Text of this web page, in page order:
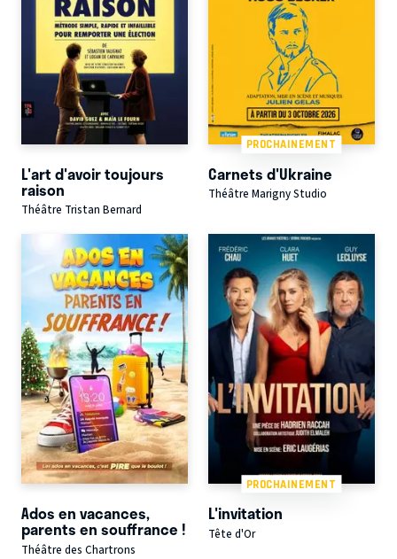
L'art d'avoir toujours
raison
Théâtre Tristan Bernard
PROCHAINEMENT
Carnets d'Ukraine
Théâtre Marigny Studio
Ados en vacances,
parents en souffrance !
Théâtre des Chartrons
PROCHAINEMENT
L'invitation
Tête d'Or